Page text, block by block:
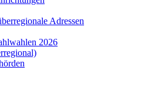
Adressen
2026